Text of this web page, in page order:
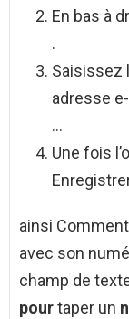
En bas à
.
Saisissez
adresse
…
Une fois
ainsi
avec son
champ de
pourtaper un